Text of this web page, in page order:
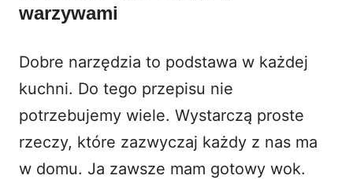
warzywami
Dobre narzędzia to podstawa w każdej
kuchni. Do tego przepisu nie
potrzebujemy wiele. Wystarczą proste
rzeczy, które zazwyczaj każdy z nas ma
w domu. Ja zawsze mam gotowy wok.